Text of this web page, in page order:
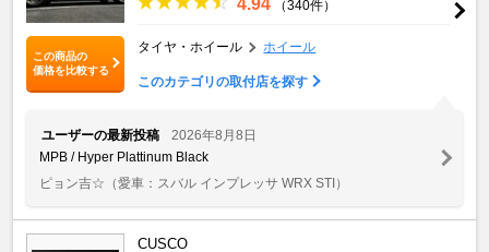
この商品の
価格を比較する
（340件）
タイヤ・ホイール ホイール
このカテゴリの取付店を探す
ユーザーの最新投稿
2026年8月8日
MPB / Hyper Plattinum Black
ピョン吉☆ （愛車：スバル インプレッサ WRX STI）
CUSCO